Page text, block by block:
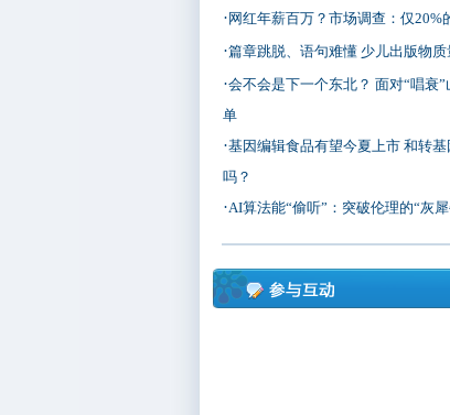
·网红年薪百万？市场调查：仅20%
·篇章跳脱、语句难懂 少儿出版物
·会不会是下一个东北？ 面对“唱衰
单
·基因编辑食品有望今夏上市 和转
吗？
·AI算法能“偷听”：突破伦理的“灰